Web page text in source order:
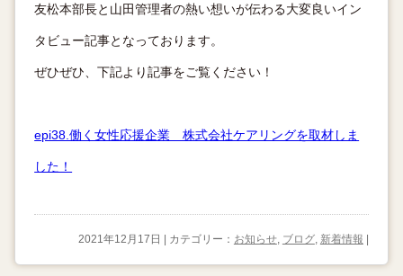
友松本部長と山田管理者の熱い想いが伝わる大変良いイン
タビュー記事となっております。
ぜひぜひ、下記より記事をご覧ください！
epi38.働く女性応援企業 株式会社ケアリングを取材しま
した！
2021年12月17日 | カテゴリー： お知らせ, ブログ, 新着情報 |